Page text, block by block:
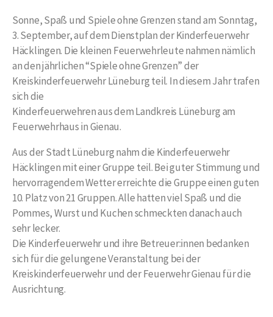
Sonne, Spaß und Spiele ohne Grenzen stand am Sonntag,
3. September, auf dem Dienstplan der Kinderfeuerwehr
Häcklingen. Die kleinen Feuerwehrleute nahmen nämlich
an den jährlichen “Spiele ohne Grenzen” der
Kreiskinderfeuerwehr Lüneburg teil. In diesem Jahr trafen
sich die
Kinderfeuerwehren aus dem Landkreis Lüneburg am
Feuerwehrhaus in Gienau.
Aus der Stadt Lüneburg nahm die Kinderfeuerwehr
Häcklingen mit einer Gruppe teil. Bei guter Stimmung und
hervorragendem Wetter erreichte die Gruppe einen guten
10. Platz von 21 Gruppen. Alle hatten viel Spaß und die
Pommes, Wurst und Kuchen schmeckten danach auch
sehr lecker.
Die Kinderfeuerwehr und ihre Betreuer:innen bedanken
sich für die gelungene Veranstaltung bei der
Kreiskinderfeuerwehr und der Feuerwehr Gienau für die
Ausrichtung.